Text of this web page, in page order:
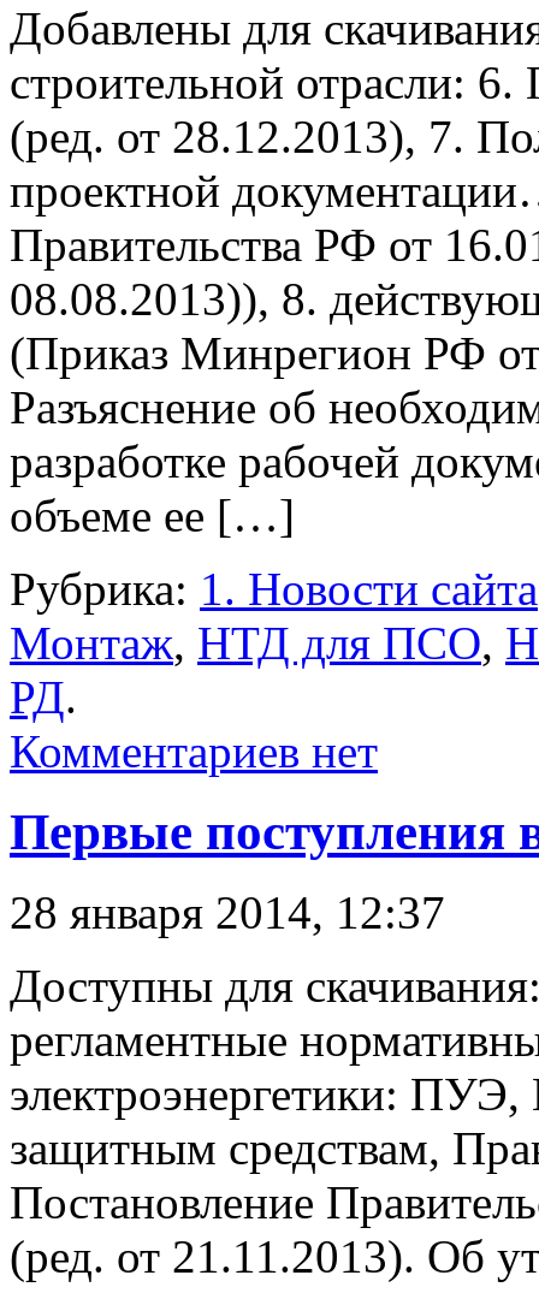
Добавлены для
строительной отрасли:
(ред. от 28.12.2013), 7.
проектной
Правительства РФ от
08.08.2013)), 8.
(Приказ Минрегион РФ
Разъяснение об
разработке рабочей
объеме ее […]
Рубрика: 1. Новости сайта
Монтаж, НТД для ПСО,
РД.
Комментариев нет
Первые поступления
28 января 2014, 12:37
Доступны для
регламентные
электроэнергетики:
защитным средствам,
Постановление
(ред. от 21.11.2013). Об